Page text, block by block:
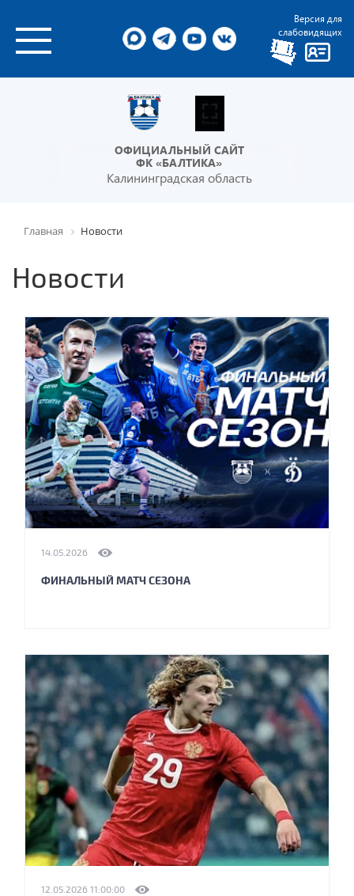
Версия для
слабовидящих
ОФИЦИАЛЬНЫЙ САЙТ
ФК «БАЛТИКА»
Калининградская область
Главная Новости
Новости
14.05.2026
ФИНАЛЬНЫЙ МАТЧ СЕЗОНА
12.05.2026 11:00:00